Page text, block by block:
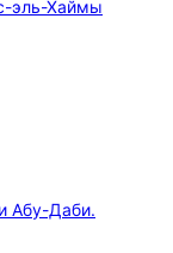
Абу-Даби.